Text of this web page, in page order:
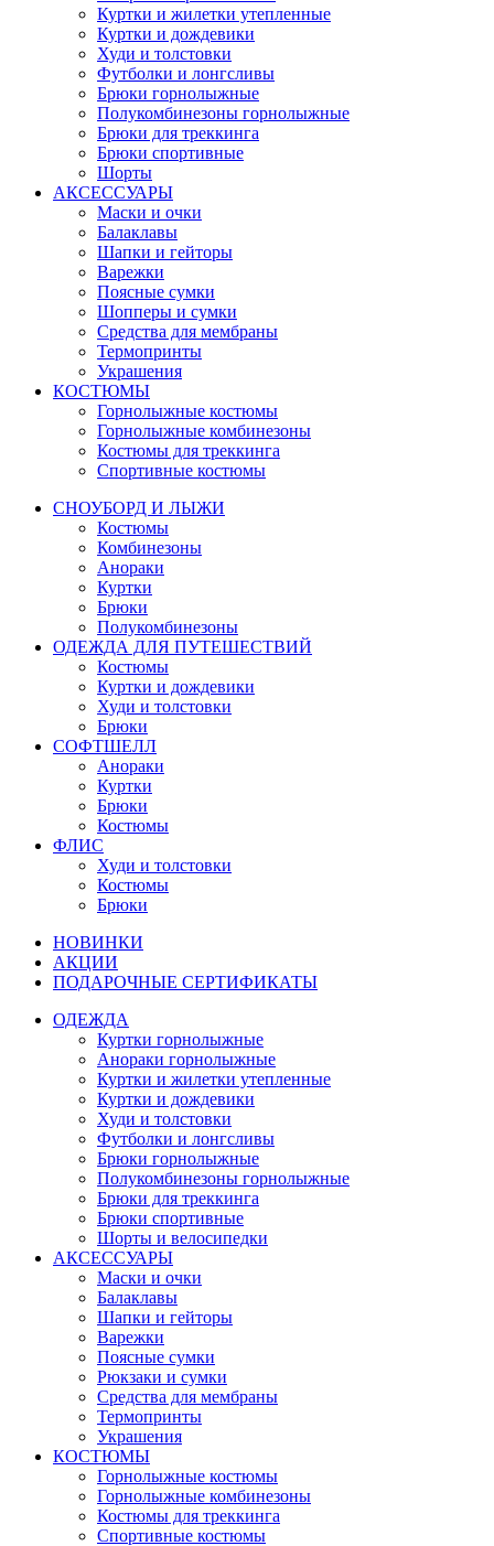
Куртки и жилетки утепленные
Куртки и дождевики
Худи и толстовки
Футболки и лонгсливы
Брюки горнолыжные
Полукомбинезоны горнолыжные
Брюки для треккинга
Брюки спортивные
Шорты
АКСЕССУАРЫ
Маски и очки
Балаклавы
Шапки и гейторы
Варежки
Поясные сумки
Шопперы и сумки
Средства для мембраны
Термопринты
Украшения
КОСТЮМЫ
Горнолыжные костюмы
Горнолыжные комбинезоны
Костюмы для треккинга
Спортивные костюмы
СНОУБОРД И ЛЫЖИ
Костюмы
Комбинезоны
Анораки
Куртки
Брюки
Полукомбинезоны
ОДЕЖДА ДЛЯ ПУТЕШЕСТВИЙ
Костюмы
Куртки и дождевики
Худи и толстовки
Брюки
СОФТШЕЛЛ
Анораки
Куртки
Брюки
Костюмы
ФЛИС
Худи и толстовки
Костюмы
Брюки
НОВИНКИ
АКЦИИ
ПОДАРОЧНЫЕ СЕРТИФИКАТЫ
ОДЕЖДА
Куртки горнолыжные
Анораки горнолыжные
Куртки и жилетки утепленные
Куртки и дождевики
Худи и толстовки
Футболки и лонгсливы
Брюки горнолыжные
Полукомбинезоны горнолыжные
Брюки для треккинга
Брюки спортивные
Шорты и велосипедки
АКСЕССУАРЫ
Маски и очки
Балаклавы
Шапки и гейторы
Варежки
Поясные сумки
Рюкзаки и сумки
Средства для мембраны
Термопринты
Украшения
КОСТЮМЫ
Горнолыжные костюмы
Горнолыжные комбинезоны
Костюмы для треккинга
Спортивные костюмы